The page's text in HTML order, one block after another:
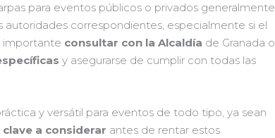
para eventos públicos o privados generalmente
correspondientes, especialmente si el
importante consultar con la Alcaldía de Granada o
y asegurarse de cumplir con todas las
y versátil para eventos de todo tipo, ya sean
a considerar antes de rentar estos